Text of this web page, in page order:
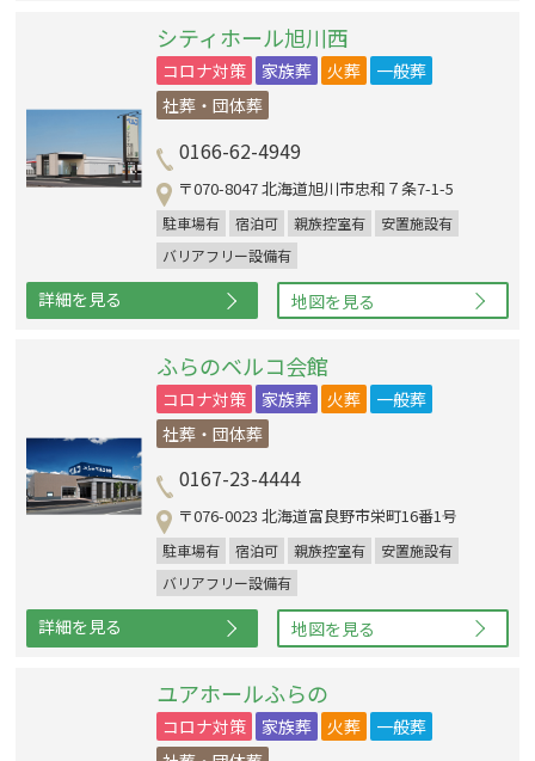
シティホール旭川西
コロナ対策 家族葬 火葬
一般葬
社葬・団体葬
0166-62-4949
〒070-8047 北海道旭川市忠和７条7-1-5
駐車場有 宿泊可 親族控室有
安置施設有
バリアフリー設備有
詳細を見る 地図を見る
ふらのベルコ会館
コロナ対策 家族葬 火葬
一般葬
社葬・団体葬
0167-23-4444
〒076-0023 北海道富良野市栄町16番1号
駐車場有 宿泊可 親族控室有
安置施設有
バリアフリー設備有
詳細を見る 地図を見る
ユアホールふらの
コロナ対策 家族葬 火葬
一般葬